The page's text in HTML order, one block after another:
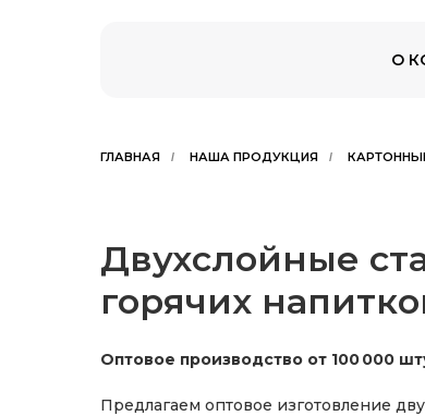
О
ГЛАВНАЯ / НАША ПРОДУКЦИЯ /
Двухслойные
горячих
Оптовое производство от 100 000
Предлагаем оптовое изготовление